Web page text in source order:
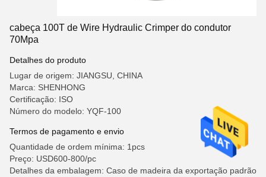
cabeça 100T de Wire Hydraulic Crimper do condutor
70Mpa
Detalhes do produto
Lugar de origem: JIANGSU, CHINA
Marca: SHENHONG
Certificação: ISO
Número do modelo: YQF-100
Termos de pagamento e envio
Quantidade de ordem mínima: 1pcs
Preço: USD600-800/pc
Detalhes da embalagem: Caso de madeira da exportação padrão